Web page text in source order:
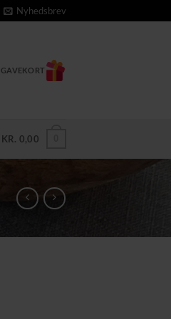
Nyhedsbrev
GAVEKORT
KR. 0,00